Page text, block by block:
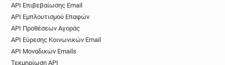
API Επιβεβαίωσης Email
API Εμπλουτισμού Επαφών
API Προθέσεων Αγοράς
API Εύρεσης Κοινωνικών Email
API Μοναδικών Emails
Τεκμηρίωση API